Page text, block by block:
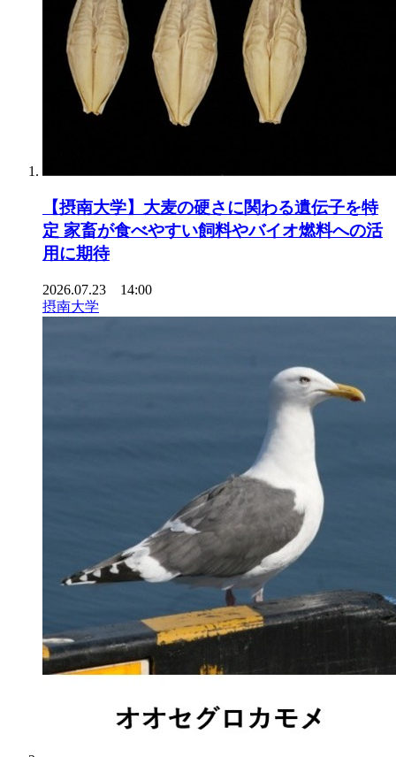
【摂南大学】大麦の硬さに関わる遺伝子を特
定 家畜が食べやすい飼料やバイオ燃料への活
用に期待
2026.07.23 14:00
摂南大学